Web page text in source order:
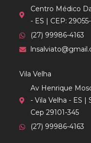
Centro Médico
- ES | CEP:
(27) 99986-4163
Vila Velha
Av Henrique
- Vila Velha - ES |
Cep 29101-345
(27) 99986-4163